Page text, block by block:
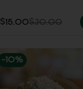
$15.00$30.00
-10%